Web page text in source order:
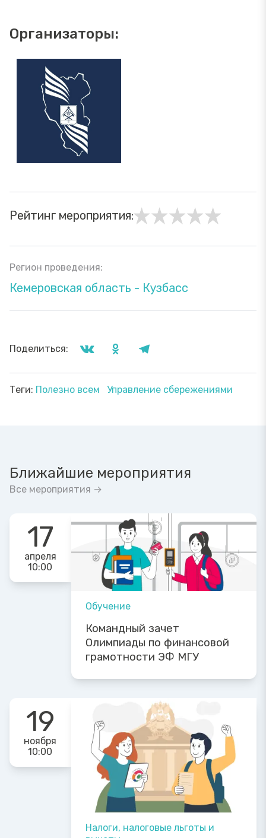
Организаторы:
Рейтинг мероприятия:
Регион проведения:
Кемеровская область - Кузбасс
Поделиться:
Теги: Полезно всем Управление сбережениями
Ближайшие мероприятия
Все мероприятия →
17
апреля
10:00
Обучение
Командный зачет
Олимпиады по финансовой
грамотности ЭФ МГУ
19
ноября
10:00
Налоги, налоговые льготы и